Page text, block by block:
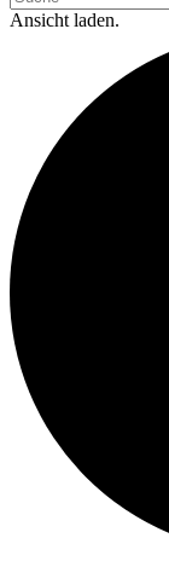
Ansicht laden.